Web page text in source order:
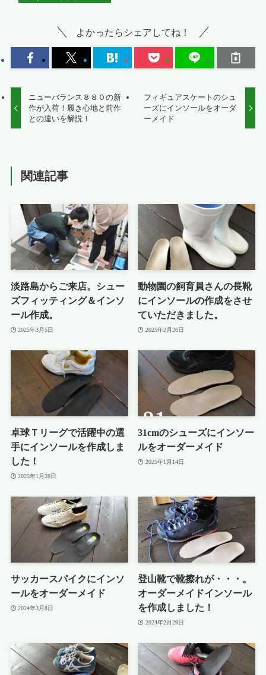
よかったらシェアしてね！
ニューバランス８８０の新
作が入荷！履き心地と前作
との違いを解説！
フィギュアスケートのシュ
ーズにインソールをオーダ
ーメイド
関連記事
淡路島からご来店。シュー
ズフィッティング＆インソ
ール作成。
2025年3月5日
動物園の飼育員さんの長靴
にインソールの作成をさせ
ていただきました。
2025年2月26日
卓球Ｔリーグで活躍中の選
手にインソールを作成しま
した！
2025年1月28日
31cmのシューズにインソー
ルをオーダーメイド
2025年1月14日
サッカースパイクにインソ
ールをオーダーメイド
2024年3月8日
登山靴で靴擦れが・・・。
オーダーメイドインソール
を作成しました！
2024年2月29日